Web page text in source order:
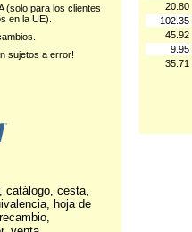
(solo para los clientes
en la UE).
sujetos a error!
catálogo, cesta,
hoja de
20.80
102.35
45.92
9.95
35.71